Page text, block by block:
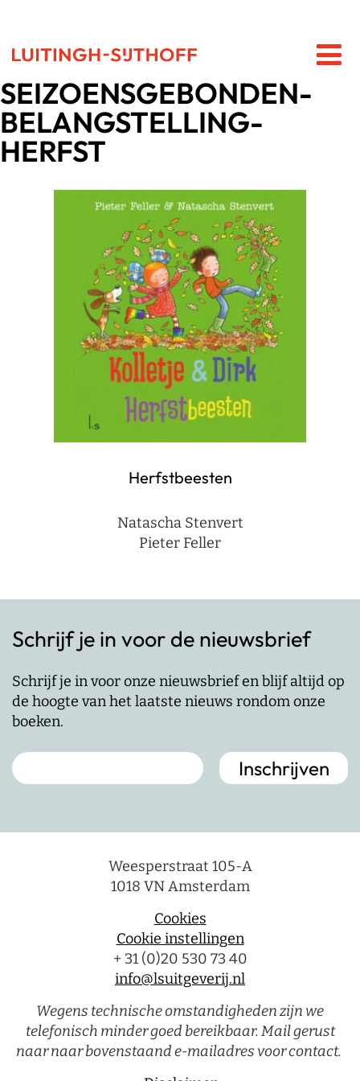
SEIZOENSGEBONDEN-
BELANGSTELLING-
HERFST
Herfstbeesten
Natascha Stenvert
Pieter Feller
Schrijf je in voor de nieuwsbrief
Schrijf je in voor onze nieuwsbrief en blijf altijd op
de hoogte van het laatste nieuws rondom onze
boeken.
Weesperstraat 105-A
1018 VN Amsterdam
Cookies
Cookie instellingen
+ 31 (0)20 530 73 40
info@lsuitgeverij.nl
Wegens technische omstandigheden zijn we
telefonisch minder goed bereikbaar. Mail gerust
naar naar bovenstaand e-mailadres voor contact.